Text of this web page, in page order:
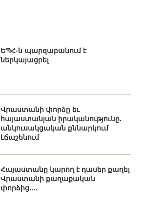
ԵՊՀ-ն պարզաբանում է
ներկայացրել
Վրաստանի փորձը եւ
հայաստանյան իրականությունը.
անկուսակցական քննարկում
Լճաշենում
Հայաստանը կարող է դասեր քաղել
Վրաստանի քաղաքական
փորձից․...